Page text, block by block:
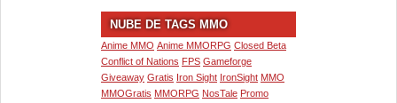
NUBE DE TAGS MMO
Anime MMO Anime MMORPG Closed Beta
Conflict of Nations FPS Gameforge
Giveaway Gratis Iron Sight IronSight MMO
MMOGratis MMORPG NosTale Promo